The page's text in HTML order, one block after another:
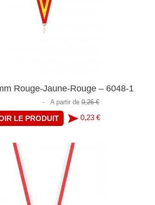
Rouge-Jaune-Rouge – 6048-1
- A partir de 0,26 €
LE PRODUIT 0,23 €